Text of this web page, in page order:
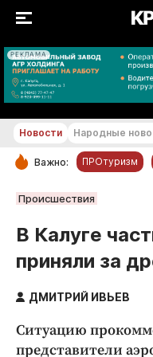
РЕКЛАМА
РУБРИКИ
Новости
Статьи
Народные
Новости Народные
Важно: ПРОтуризм
Происшествия
В Калуге
приняли за
ДМИТРИЙ ИВЬЕВ
Ситуацию
представители